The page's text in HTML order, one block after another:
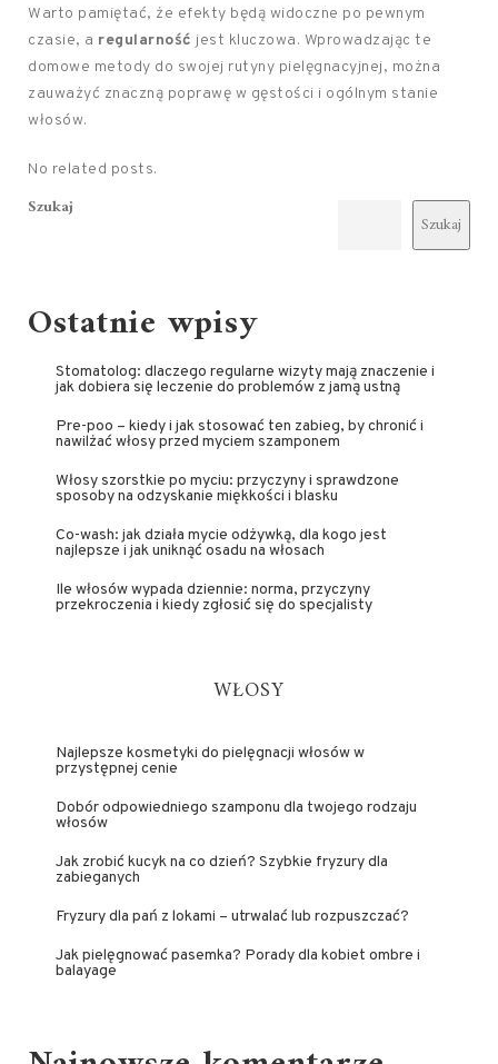
Warto pamiętać, że efekty będą widoczne po pewnym
czasie, a regularność jest kluczowa. Wprowadzając te
domowe metody do swojej rutyny pielęgnacyjnej, można
zauważyć znaczną poprawę w gęstości i ogólnym stanie
włosów.
No related posts.
Szukaj
Szukaj
Ostatnie wpisy
Stomatolog: dlaczego regularne wizyty mają znaczenie i
jak dobiera się leczenie do problemów z jamą ustną
Pre-poo – kiedy i jak stosować ten zabieg, by chronić i
nawilżać włosy przed myciem szamponem
Włosy szorstkie po myciu: przyczyny i sprawdzone
sposoby na odzyskanie miękkości i blasku
Co-wash: jak działa mycie odżywką, dla kogo jest
najlepsze i jak uniknąć osadu na włosach
Ile włosów wypada dziennie: norma, przyczyny
przekroczenia i kiedy zgłosić się do specjalisty
WŁOSY
Najlepsze kosmetyki do pielęgnacji włosów w
przystępnej cenie
Dobór odpowiedniego szamponu dla twojego rodzaju
włosów
Jak zrobić kucyk na co dzień? Szybkie fryzury dla
zabieganych
Fryzury dla pań z lokami – utrwalać lub rozpuszczać?
Jak pielęgnować pasemka? Porady dla kobiet ombre i
balayage